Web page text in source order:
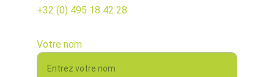
+32 (0) 495 18 42 28
Votre nom